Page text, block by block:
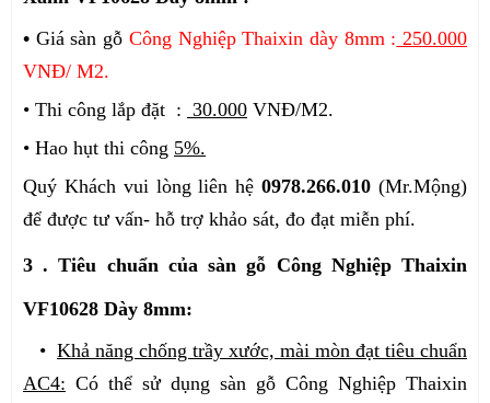
• Giá sàn gỗ Công Nghiệp Thaixin dày 8mm : 250.000
VNĐ/ M2.
• Thi công lắp đặt : 30.000 VNĐ/M2.
• Hao hụt thi công 5%.
Quý Khách vui lòng liên hệ 0978.266.010 (Mr.Mộng)
để được tư vấn- hỗ trợ khảo sát, đo đạt miễn phí.
3 . Tiêu chuẩn của sàn gỗ Công Nghiệp Thaixin
VF10628 Dày 8mm:
• Khả năng chống trầy xước, mài mòn đạt tiêu chuẩn
AC4: Có thể sử dụng sàn gỗ Công Nghiệp Thaixin